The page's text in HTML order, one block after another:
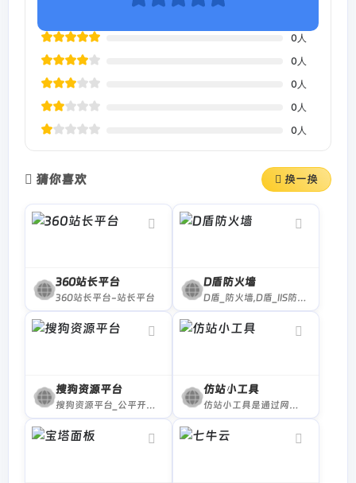
0 人
0 人
0 人
0 人
0 人
猜你喜欢 换一换
360站长平台
360站长平台-站长平台
D盾防火墙
D盾_防火墙,D盾_IIS防火墙,D盾_web查杀,IIS防火墙,webshell查杀,
搜狗资源平台
搜狗资源平台_公平开放的交流平台
仿站小工具
仿站小工具是通过网址下载静态网页的仿站工具，适用于SEO、前端人员的高效仿站工具。在仿站小工具输入网址一键下载页面相关素材并自动修正代码链接，按分类保存到不同目录中。